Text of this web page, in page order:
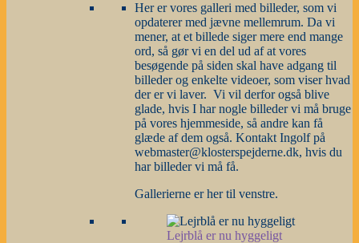
Her er vores galleri med billeder, som vi
opdaterer med jævne mellemrum. Da vi
mener, at et billede siger mere end mange
ord, så gør vi en del ud af at vores
besøgende på siden skal have adgang til
billeder og enkelte videoer, som viser hvad
der er vi laver. Vi vil derfor også blive
glade, hvis I har nogle billeder vi må bruge
på vores hjemmeside, så andre kan få
glæde af dem også. Kontakt Ingolf på
webmaster@klosterspejderne.dk, hvis du
har billeder vi må få.
Gallerierne er her til venstre.
Lejrblå er nu hyggeligt